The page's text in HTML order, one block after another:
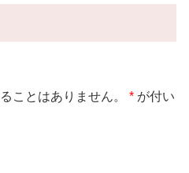
ことはありません。 * が付い